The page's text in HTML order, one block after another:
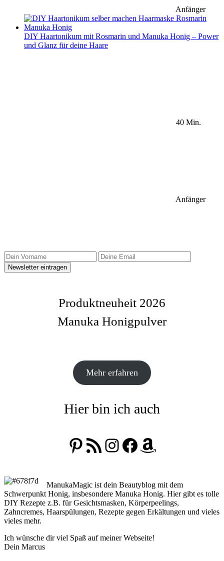
Anfänger
DIY Haartonikum mit Rosmarin und Manuka Honig – Power
und Glanz für deine Haare
40 Min.
Anfänger
Produktneuheit 2026
Manuka Honigpulver
Mehr erfahren
Hier bin ich auch
Pinterest
RSS-FeedInstagram
Facebook
Amazon
ManukaMagic ist dein Beautyblog mit dem
Schwerpunkt Honig, insbesondere Manuka Honig. Hier gibt es tolle
DIY Rezepte z.B. für Gesichtsmasken, Körperpeelings,
Zahncremes, Haarspülungen, Rezepte gegen Erkältungen und vieles
vieles mehr.
Ich wünsche dir viel Spaß auf meiner Webseite!
Dein Marcus